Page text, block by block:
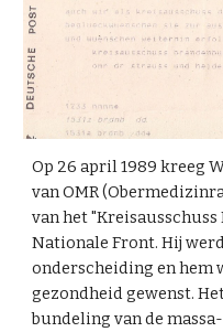
Op 26 april 1989 kreeg
van OMR
van het
Nationale Front. Hij
onderscheiding en hem
gezondheid gewenst.
bundeling van de